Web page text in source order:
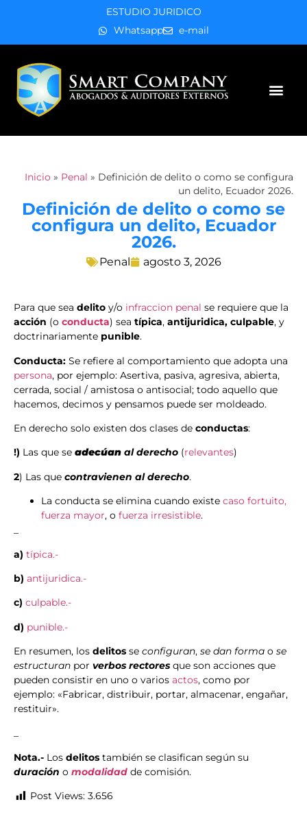
ESTUDIO JURIDICO
Whatsapp
e-mail
Inicio » Penal » Definición de delito o como se configura
un delito, Ecuador 2026.
Definición de delito o como se
configura un delito, Ecuador
2026.
Penal agosto 3, 2026
Para que sea delito y/o infraccion penal se requiere que la
acción (o conducta) sea típica, antijuridica, culpable, y
doctrinariamente punible.
Conducta: Se refiere al comportamiento que adopta una
persona, por ejemplo: Asertiva, pasiva, agresiva, abierta,
cerrada, social / amistosa o antisocial; todo aquello que
hacemos, decimos y pensamos puede ser moldeado.
En derecho solo existen dos clases de conductas:
!) Las que se adecúan al derecho (relevantes)
2) Las que contravienen al derecho.
La conducta se elimina cuando existe caso fortuito,
fuerza mayor, o fuerza irresistible.
a) típica.-
b) antijuridica.-
c) culpable.-
d) punible.-
En resumen, los delitos se configuran, se dan forma o se
estructuran por verbos rectores que son acciones que
pueden consistir en uno o varios actos, como por
ejemplo: «Fabricar, distribuir, portar, almacenar, engañar,
restituir».
Nota.- Los delitos también se clasifican según su
duración o modalidad de comisión.
Post Views: 3.656